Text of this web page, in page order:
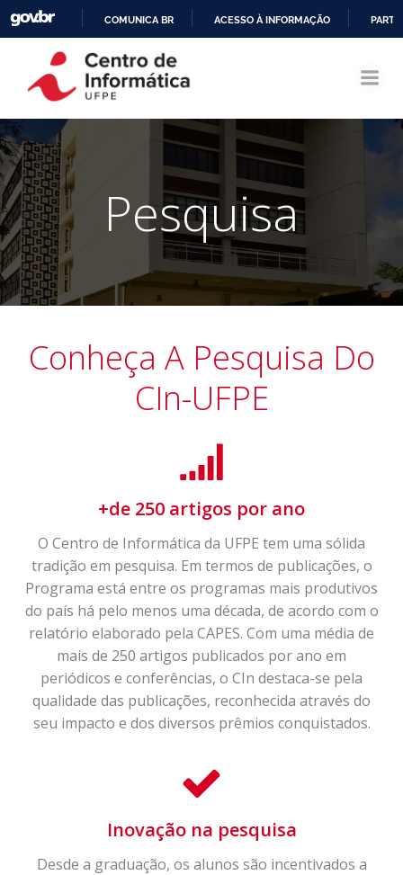
CONTEÚDO
COMUNICA BR ACESSO À INFORMAÇÃO
Pesquisa
Conheça A Pesquisa Do
CIn-UFPE
+de 250 artigos por ano
O Centro de Informática da UFPE tem uma sólida
tradição em pesquisa. Em termos de publicações, o
Programa está entre os programas mais produtivos
do país há pelo menos uma década, de acordo com o
relatório elaborado pela CAPES. Com uma média de
mais de 250 artigos publicados por ano em
periódicos e conferências, o CIn destaca-se pela
qualidade das publicações, reconhecida através do
seu impacto e dos diversos prêmios conquistados.
Inovação na pesquisa
Desde a graduação, os alunos são incentivados a